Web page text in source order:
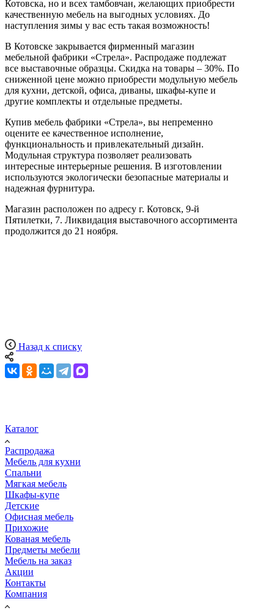
Котовска, но и всех тамбовчан, желающих приобрести
качественную мебель на выгодных условиях. До
наступления зимы у вас есть такая возможность!
В Котовске закрывается фирменный магазин
мебельной фабрики «Стрела». Распродаже подлежат
все выставочные образцы. Скидка на товары – 30%. По
сниженной цене можно приобрести модульную мебель
для кухни, детской, офиса, диваны, шкафы-купе и
другие комплекты и отдельные предметы.
Купив мебель фабрики «Стрела», вы непременно
оцените ее качественное исполнение,
функциональность и привлекательный дизайн.
Модульная структура позволяет реализовать
интересные интерьерные решения. В изготовлении
используются экологически безопасные материалы и
надежная фурнитура.
Магазин расположен по адресу г. Котовск, 9-й
Пятилетки, 7. Ликвидация выставочного ассортимента
продолжится до 21 ноября.
Назад к списку
Каталог
Распродажа
Мебель для кухни
Спальни
Мягкая мебель
Шкафы-купе
Детские
Офисная мебель
Прихожие
Кованая мебель
Предметы мебели
Мебель на заказ
Акции
Контакты
Компания